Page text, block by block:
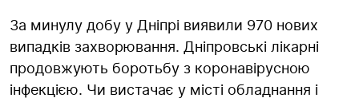
За минулу добу у Дніпрі виявили 970 нових
випадків захворювання. Дніпровські лікарні
продовжують боротьбу з коронавірусною
інфекцією. Чи вистачає у місті обладнання і